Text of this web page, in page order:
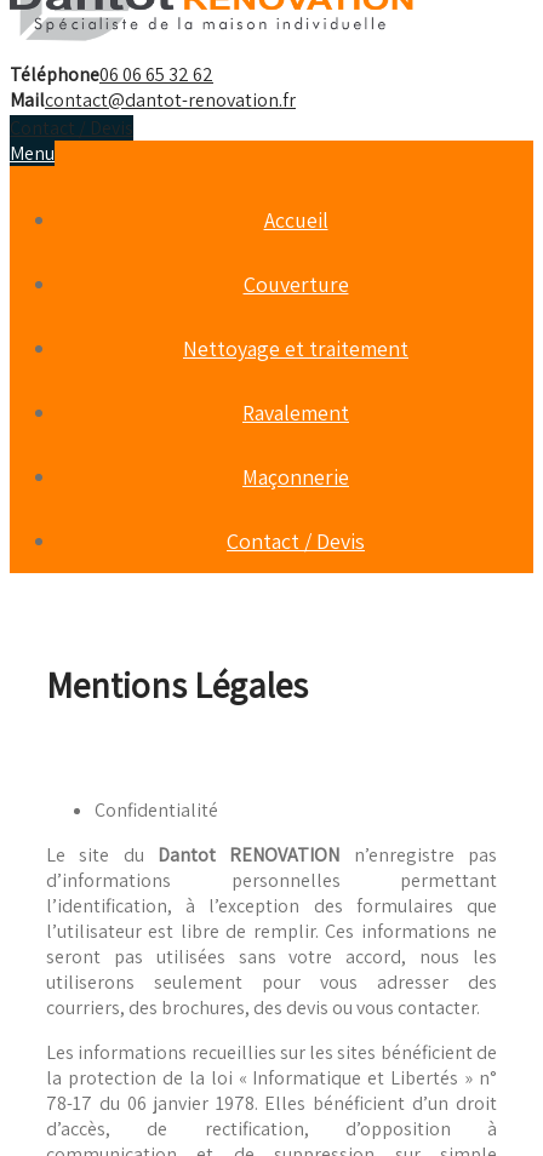
Téléphone06 06 65 32 62
Mailcontact@dantot-renovation.fr
Contact / Devis
Menu
Accueil
Couverture
Nettoyage et traitement
Ravalement
Maçonnerie
Contact / Devis
Mentions Légales
Confidentialité
Le site du Dantot RENOVATION n’enregistre pas
d’informations personnelles permettant
l’identification, à l’exception des formulaires que
l’utilisateur est libre de remplir. Ces informations ne
seront pas utilisées sans votre accord, nous les
utiliserons seulement pour vous adresser des
courriers, des brochures, des devis ou vous contacter.
Les informations recueillies sur les sites bénéficient de
la protection de la loi « Informatique et Libertés » n°
78-17 du 06 janvier 1978. Elles bénéficient d’un droit
d’accès, de rectification, d’opposition à